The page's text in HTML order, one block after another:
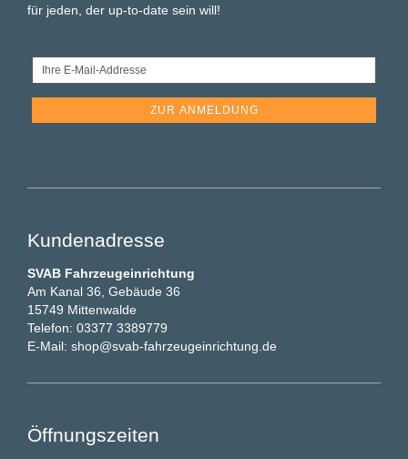
für jeden, der up-to-date sein will!
Ihre
E-
Mail-
Kundenadresse
SVAB Fahrzeugeinrichtung
Am Kanal 36, Gebäude 36
15749 Mittenwalde
Telefon: 03377 3389779
E-Mail: shop@svab-fahrzeugeinrichtung.de
Öffnungszeiten